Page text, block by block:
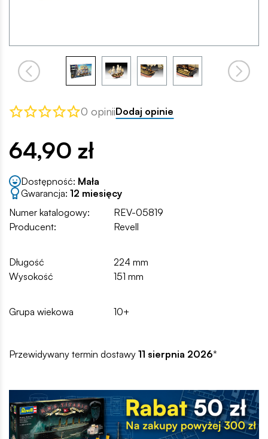
0 opiniiDodaj opinie
64,90 zł
Dostępność: Mała
Gwarancja: 12 miesięcy
Numer katalogowy:
REV-05819
Producent:
Revell
Długość
224 mm
Wysokość
151 mm
Grupa wiekowa 10+
Przewidywany termin dostawy 11 sierpnia 2026*